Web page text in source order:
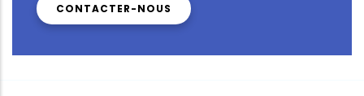
CONTACTER-NOUS